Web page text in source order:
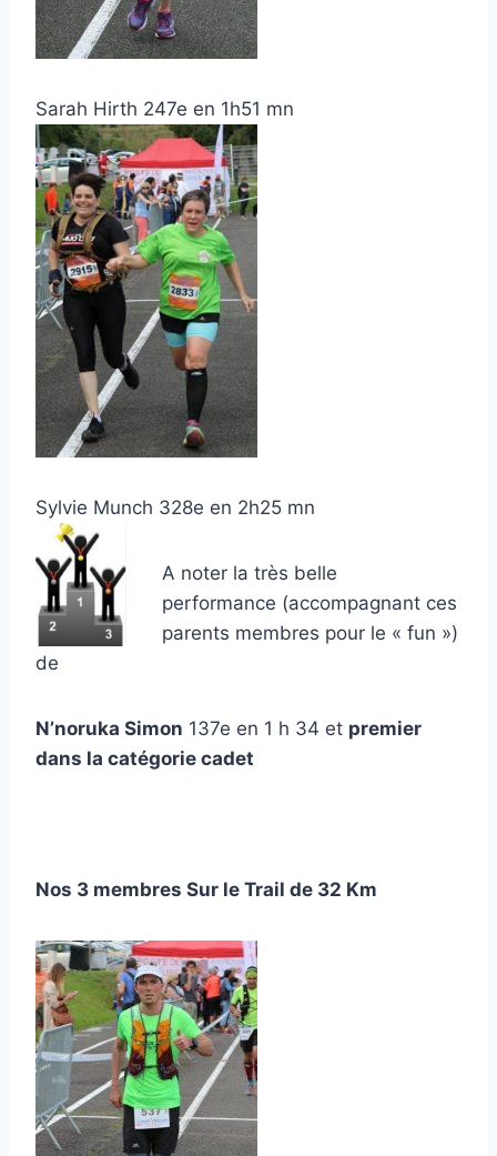
Sarah Hirth 247e en 1h51 mn
Sylvie Munch 328e en 2h25 mn
A noter la très belle
performance (accompagnant ces
parents membres pour le « fun »)
de
N’noruka Simon 137e en 1 h 34 et premier
dans la catégorie cadet
Nos 3 membres Sur le Trail de 32 Km